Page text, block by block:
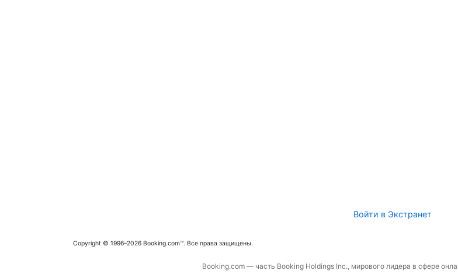
Войти в Экстранет
Copyright © 1996–2026 Booking.com™. Все права защищены.
Booking.com — часть Booking Holdings Inc., мирового лидера в сфере